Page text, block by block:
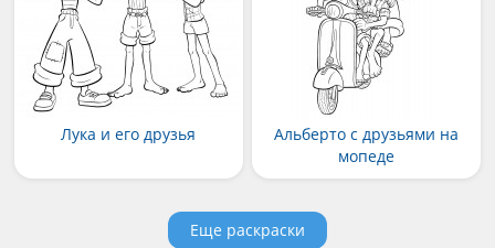
Лука и его друзья
Альберто с друзьями на
мопеде
Еще раскраски